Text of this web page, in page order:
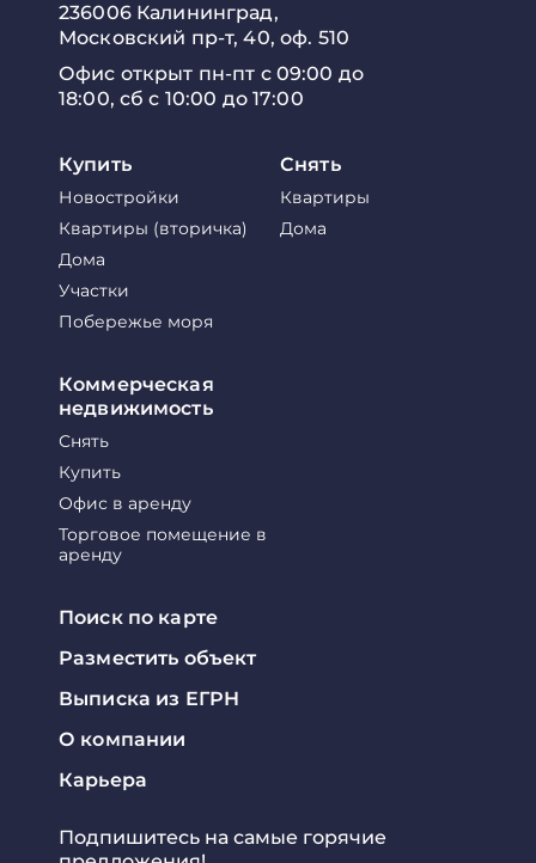
236006 Калининград,
Московский пр-т, 40, оф. 510
Офис открыт пн-пт с 09:00 до
18:00, сб с 10:00 до 17:00
Купить
Новостройки
Квартиры (вторичка)
Дома
Участки
Побережье моря
Снять
Квартиры
Дома
Коммерческая
недвижимость
Снять
Купить
Офис в аренду
Торговое помещение в
аренду
Поиск по карте
Разместить объект
Выписка из ЕГРН
О компании
Карьера
Подпишитесь на самые горячие